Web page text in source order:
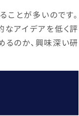
ことが多いのです。
アイデアを低く評
るのか、興味深い研